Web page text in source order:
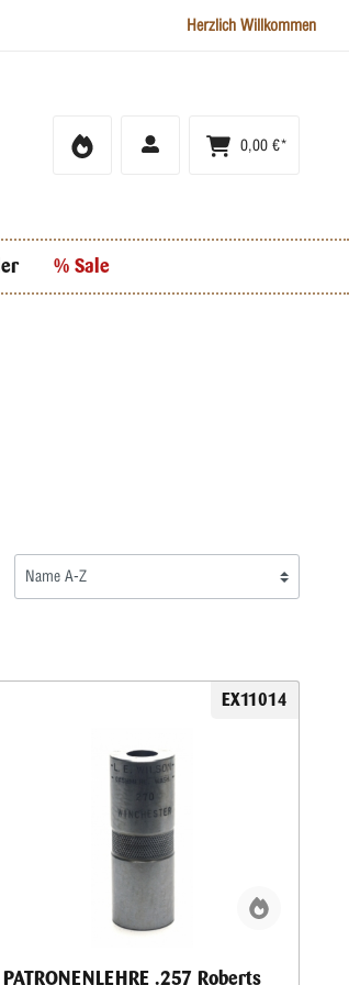
Herzlich Willkommen
0,00 €*
% Sale
EX11014
PATRONENLEHRE .257 Roberts